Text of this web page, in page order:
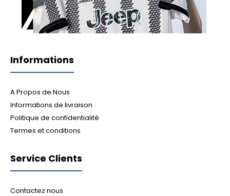
Informations
A Propos de Nous
Informations de livraison
Politique de confidentialité
Termes et conditions
Service Clients
Contactez nous